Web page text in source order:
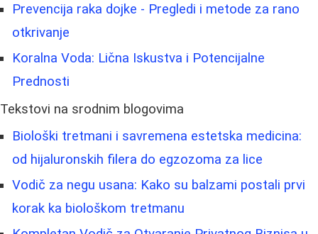
Prevencija raka dojke - Pregledi i metode za rano
otkrivanje
Koralna Voda: Lična Iskustva i Potencijalne
Prednosti
Tekstovi na srodnim blogovima
Biološki tretmani i savremena estetska medicina:
od hijaluronskih filera do egzozoma za lice
Vodič za negu usana: Kako su balzami postali prvi
korak ka biološkom tretmanu